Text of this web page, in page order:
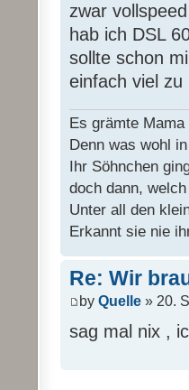
zwar
hab ich DSL
sollte schon
einfach viel zu
Es grämte
Denn was wohl
Ihr Söhnchen
doch dann,
Unter all den
Erkannt sie nie
Re: Wir
by Quelle » 20.
sag mal nix ,